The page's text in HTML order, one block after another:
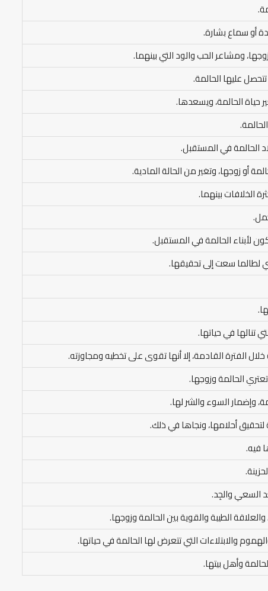
أو سماع بشارة.
ومشاعر الحب والود التي بينهما.
عليها الحالمة.
حياة الحالمة، ويسعدها.
الحالمة في المستقبل.
أو زوجها، وتغير من الحالة المادية.
الخلافات بينهما.
لأبناء الحالمة في المستقبل.
لطالما سعت إلى تحقيقها.
تنالها في حياتها.
الفترة القادمة، إلا أنها تقوى على تخطيه ومجاوزته.
الحالمة وزوجها.
وإضمار السوء والشر لها.
أحلامها، ونجاها في ذلك.
فيه.
السعي والجِد.
الطيبة والقوية بين الحالمة وزوجها.
والابتلاءات التي تتعرض لها الحالمة في حياتها.
وأهل بيتها.